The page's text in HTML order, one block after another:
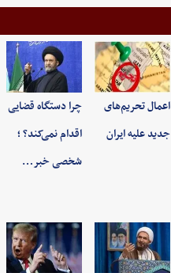
اعمال تحریم‌های
جدید علیه ایران
چرا دستگاه قضایی
اقدام نمی‌کند؟ ؛
شخصی خبر…